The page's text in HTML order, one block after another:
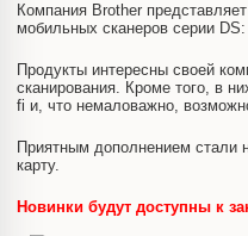
Компания Brother
мобильных сканеров серии DS:
Продукты интересны своей
сканирования. Кроме того, в
fi и, что немаловажно,
Приятным дополнением стали
карту.
Новинки будут доступны к